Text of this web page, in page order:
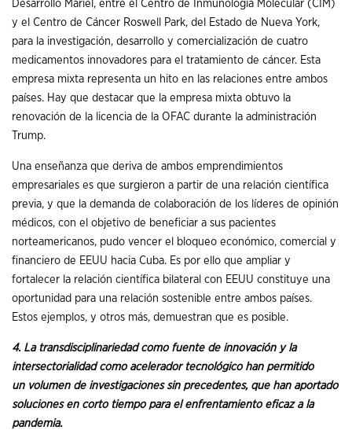
Desarrollo Mariel, entre el Centro de Inmunología Molecular (CIM)
y el Centro de Cáncer Roswell Park, del Estado de Nueva York,
para la investigación, desarrollo y comercialización de cuatro
medicamentos innovadores para el tratamiento de cáncer. Esta
empresa mixta representa un hito en las relaciones entre ambos
países. Hay que destacar que la empresa mixta obtuvo la
renovación de la licencia de la OFAC durante la administración
Trump.
Una enseñanza que deriva de ambos emprendimientos
empresariales es que surgieron a partir de una relación científica
previa, y que la demanda de colaboración de los líderes de opinión
médicos, con el objetivo de beneficiar a sus pacientes
norteamericanos, pudo vencer el bloqueo económico, comercial y
financiero de EEUU hacia Cuba. Es por ello que ampliar y
fortalecer la relación científica bilateral con EEUU constituye una
oportunidad para una relación sostenible entre ambos países.
Estos ejemplos, y otros más, demuestran que es posible.
4. La transdisciplinariedad como fuente de innovación y la
intersectorialidad como acelerador tecnológico han permitido
un volumen de investigaciones sin precedentes, que han aportado
soluciones en corto tiempo para el enfrentamiento eficaz a la
pandemia.